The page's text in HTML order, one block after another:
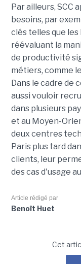
Par ailleurs, SCC
besoins, par
clés telles que
réévaluant la
de productivité
métiers, comme
Dans le cadre de
aussi vouloir
dans plusieurs
et au Moyen-
deux centres
Paris plus tard
clients, leur
des cas d'usage
Article rédigé par
Benoît Huet
Cet